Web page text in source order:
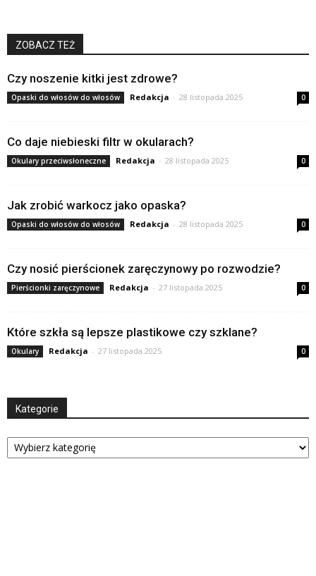
ZOBACZ TEŻ
Czy noszenie kitki jest zdrowe?
Opaski do włosów do włosów Redakcja - 28 listopada 2025 0
Co daje niebieski filtr w okularach?
Okulary przeciwsłoneczne Redakcja - 28 listopada 2025 0
Jak zrobić warkocz jako opaska?
Opaski do włosów do włosów Redakcja - 28 listopada 2025 0
Czy nosić pierścionek zaręczynowy po rozwodzie?
Pierścionki zaręczynowe Redakcja - 27 listopada 2025 0
Które szkła są lepsze plastikowe czy szklane?
Okulary Redakcja - 27 listopada 2025 0
Kategorie
Kategorie